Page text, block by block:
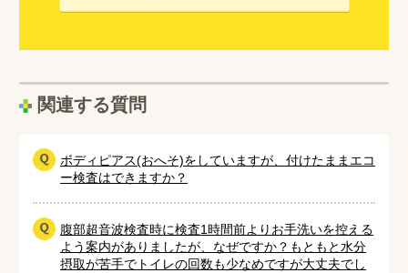
関連する質問
ボディピアス(おへそ)をしていますが、付けたままエコ
ー検査はできますか？
腹部超音波検査時に検査1時間前よりお手洗いを控える
よう案内がありましたが、なぜですか？もともと水分
摂取が苦手でトイレの回数も少なめですが大丈夫でし